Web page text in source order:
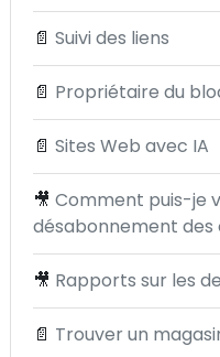
📄 Suivi des liens
📄 Propriétaire du
📄 Sites Web avec IA
🎥 Comment puis-je
désabonnement
🎥 Rapports sur les
📄 Trouver un